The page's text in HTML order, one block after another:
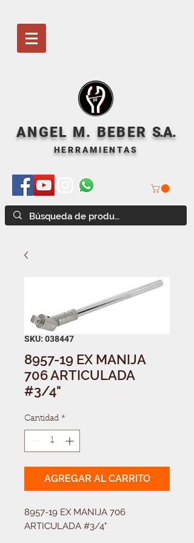
ANGEL M. BEBER S.A.
HERRAMIENTAS
SKU: 038447
8957-19 EX MANIJA
706 ARTICULADA
#3/4"
Cantidad *
AGREGAR AL CARRITO
8957-19 EX MANIJA 706
ARTICULADA #3/4"